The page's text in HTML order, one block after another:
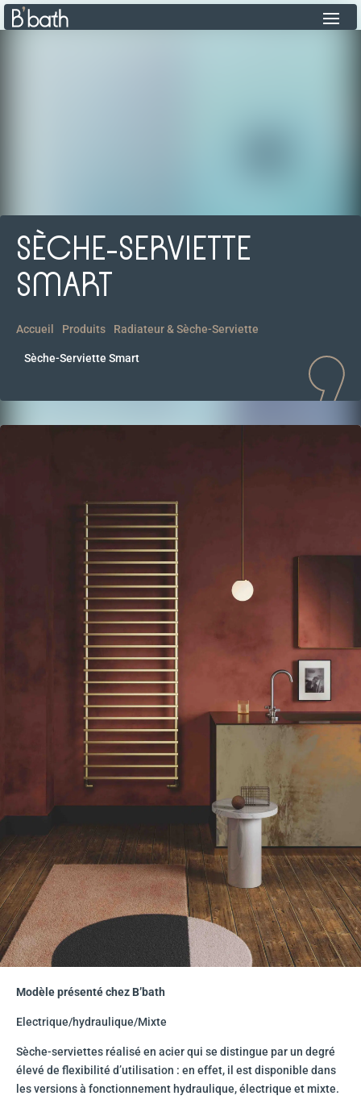
SÈCHE-SERVIETTE
SMART
Accueil Produits Radiateur & Sèche-Serviette
Sèche-Serviette Smart
Modèle présenté chez B’bath
Electrique/hydraulique/Mixte
Sèche-serviettes réalisé en acier qui se distingue par un degré
élevé de flexibilité d’utilisation : en effet, il est disponible dans
les versions à fonctionnement hydraulique, électrique et mixte.